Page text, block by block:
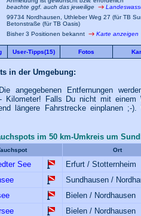
beachte ggf. auch das jeweilige
99734 Nordhausen, Uthleber Weg 27 (für TB
Betonstraße (für TB Oasis)
Bisher 3 Positionen bekannt Karte anzeigen
User-Tipps(15) Fotos
in der Umgebung:
angegebenen Entfernungen
Kilometer! Falls Du nicht mit einem
längere Fahrstrecke einplanen
im 50 km-Umkreis um
Ort
See Erfurt / Stotternheim
Sundhausen /
Bielen / Nordhausen
Bielen / Nordhausen